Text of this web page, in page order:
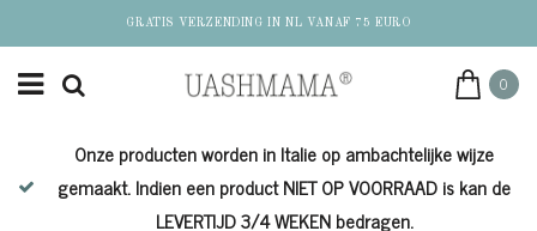
GRATIS VERZENDING IN NL VANAF 75 EURO
0
Onze producten worden in Italie op ambachtelijke wijze
gemaakt. Indien een product NIET OP VOORRAAD is kan de
LEVERTIJD 3/4 WEKEN bedragen.